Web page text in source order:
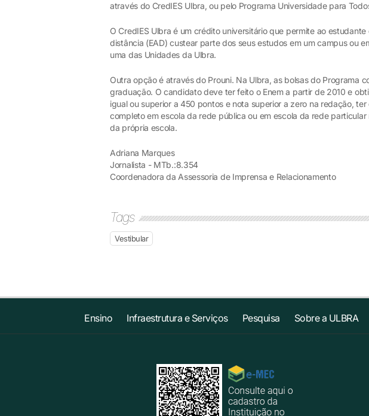
através do CredIES Ulbra, ou pelo Programa Universidade para
O CredIES Ulbra é um crédito universitário que permite ao
distância (EAD) custear parte dos seus estudos em um campus ou
uma das Unidades da Ulbra.
Outra opção é através do Prouni. Na Ulbra, as bolsas do Programa
graduação. O candidato deve ter feito o Enem a partir de 2010 e
igual ou superior a 450 pontos e nota superior a zero na redação,
completo em escola da rede pública ou em escola da rede
da própria escola.
Adriana Marques
Jornalista - MTb.:8.354
Coordenadora da Assessoria de Imprensa e Relacionamento
Tags
Vestibular
Ensino Infraestrutura e Serviços Pesquisa Sobre a ULBRA